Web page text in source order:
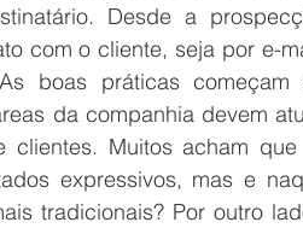
Desde a
com o cliente, seja por e-
boas práticas
da companhia devem
clientes. Muitos acham
expressivos, mas e
tradicionais? Por outro